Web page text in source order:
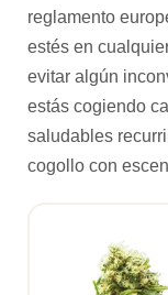
reglamento
estés en
evitar algún
estás cogiendo
saludables
cogollo con